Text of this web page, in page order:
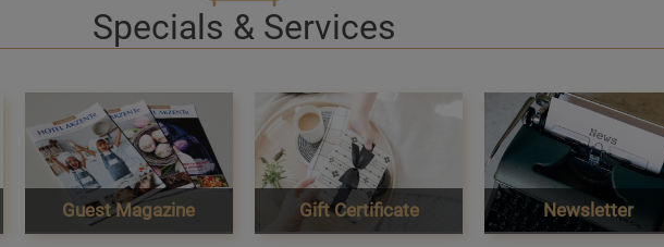
Specials & Services
Guest Magazine Gift Certificate Newsletter